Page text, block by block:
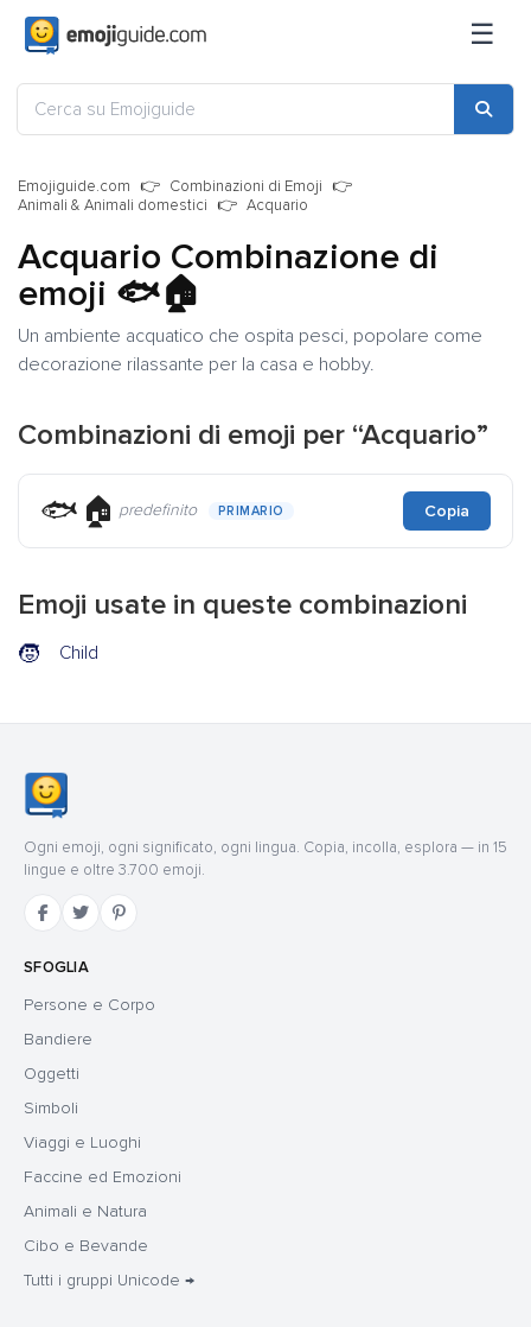
☰
Emojiguide.com
Combinazioni di Emoji
Animali & Animali domestici
Acquario
Acquario Combinazione di
emoji 🐟🏠
Un ambiente acquatico che ospita pesci, popolare come
decorazione rilassante per la casa e hobby.
Combinazioni di emoji per “Acquario”
🐟🏠 predefinito PRIMARIO Copia
Emoji usate in queste combinazioni
🧒 Child
Ogni emoji, ogni significato, ogni lingua. Copia, incolla, esplora — in 15
lingue e oltre 3.700 emoji.
SFOGLIA
Persone e Corpo
Bandiere
Oggetti
Simboli
Viaggi e Luoghi
Faccine ed Emozioni
Animali e Natura
Cibo e Bevande
Tutti i gruppi Unicode →